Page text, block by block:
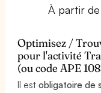
À partir
Optimisez /
pour l'activité
(ou code APE
Il estobligatoire de